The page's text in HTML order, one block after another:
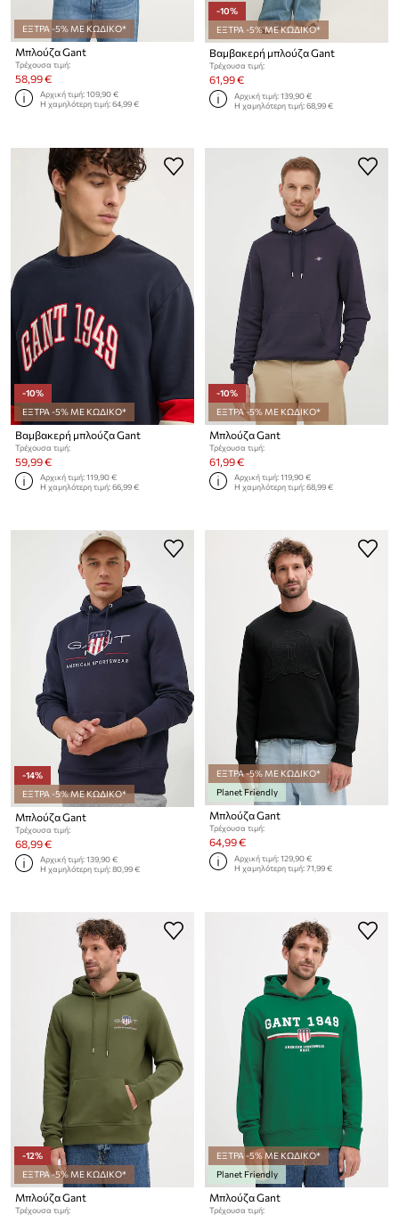
ΕΞΤΡΑ -5% ΜΕ ΚΩΔΙΚΟ*
Μπλούζα Gant
Τρέχουσα τιμή:
58,99 €
Αρχική τιμή:109,90 €
Η χαμηλότερη τιμή:64,99 €
-10%
ΕΞΤΡΑ -5% ΜΕ ΚΩΔΙΚΟ*
Βαμβακερή μπλούζα Gant
Τρέχουσα τιμή:
61,99 €
Αρχική τιμή:139,90 €
Η χαμηλότερη τιμή:68,99 €
-10%
ΕΞΤΡΑ -5% ΜΕ ΚΩΔΙΚΟ*
Βαμβακερή μπλούζα Gant
Τρέχουσα τιμή:
59,99 €
Αρχική τιμή:119,90 €
Η χαμηλότερη τιμή:66,99 €
-10%
ΕΞΤΡΑ -5% ΜΕ ΚΩΔΙΚΟ*
Μπλούζα Gant
Τρέχουσα τιμή:
61,99 €
Αρχική τιμή:119,90 €
Η χαμηλότερη τιμή:68,99 €
-14%
ΕΞΤΡΑ -5% ΜΕ ΚΩΔΙΚΟ*
Μπλούζα Gant
Τρέχουσα τιμή:
68,99 €
Αρχική τιμή:139,90 €
Η χαμηλότερη τιμή:80,99 €
ΕΞΤΡΑ -5% ΜΕ ΚΩΔΙΚΟ*
Planet Friendly
Μπλούζα Gant
Τρέχουσα τιμή:
64,99 €
Αρχική τιμή:129,90 €
Η χαμηλότερη τιμή:71,99 €
-12%
ΕΞΤΡΑ -5% ΜΕ ΚΩΔΙΚΟ*
Μπλούζα Gant
Τρέχουσα τιμή:
ΕΞΤΡΑ -5% ΜΕ ΚΩΔΙΚΟ*
Planet Friendly
Μπλούζα Gant
Τρέχουσα τιμή: